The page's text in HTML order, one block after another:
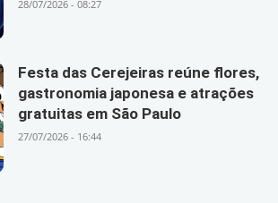
28/07/2026 - 08:27
Festa das Cerejeiras reúne flores,
gastronomia japonesa e atrações
gratuitas em São Paulo
27/07/2026 - 16:44